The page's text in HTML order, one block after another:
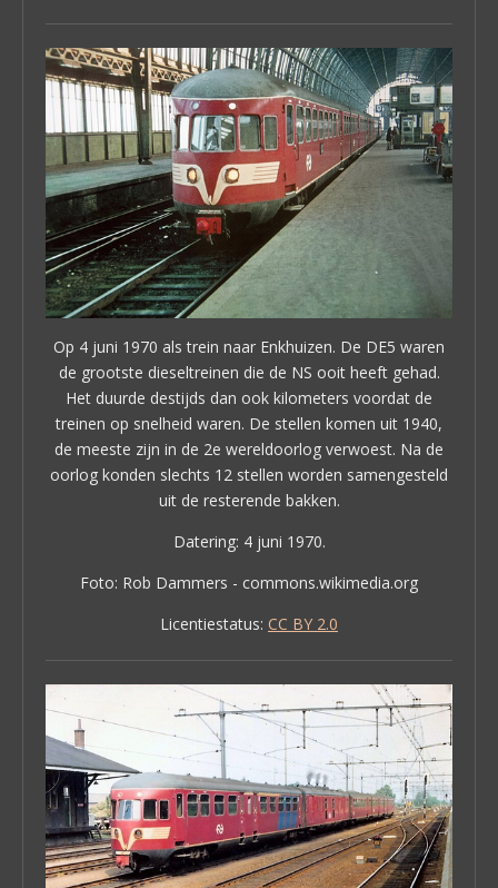
Op 4 juni 1970 als trein naar Enkhuizen. De DE5 waren
de grootste dieseltreinen die de NS ooit heeft gehad.
Het duurde destijds dan ook kilometers voordat de
treinen op snelheid waren. De stellen komen uit 1940,
de meeste zijn in de 2e wereldoorlog verwoest. Na de
oorlog konden slechts 12 stellen worden samengesteld
uit de resterende bakken.
Datering: 4 juni 1970.
Foto: Rob Dammers - commons.wikimedia.org
Licentiestatus: CC BY 2.0